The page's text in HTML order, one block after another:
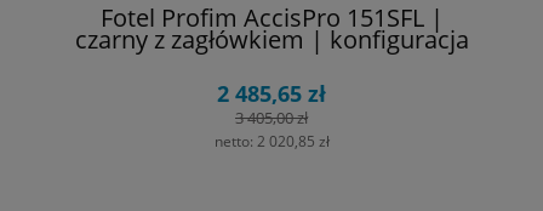
Fotel Profim AccisPro 151SFL |
czarny z zagłówkiem | konfiguracja
2 485,65 zł
3 405,00 zł
netto: 2 020,85 zł